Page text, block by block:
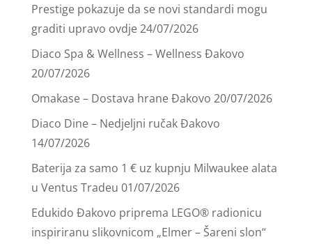
Prestige pokazuje da se novi standardi mogu
graditi upravo ovdje24/07/2026
Diaco Spa & Wellness – Wellness Đakovo
20/07/2026
Omakase – Dostava hrane Đakovo 20/07/2026
Diaco Dine – Nedjeljni ručak Đakovo
14/07/2026
Baterija za samo 1 € uz kupnju Milwaukee alata
u Ventus Tradeu 01/07/2026
Edukido Đakovo priprema LEGO® radionicu
inspiriranu slikovnicom „Elmer – Šareni slon“